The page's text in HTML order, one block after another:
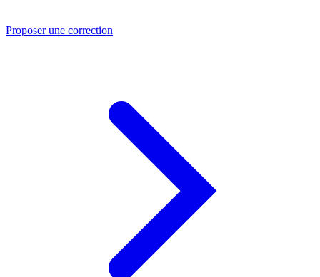
Proposer une correction